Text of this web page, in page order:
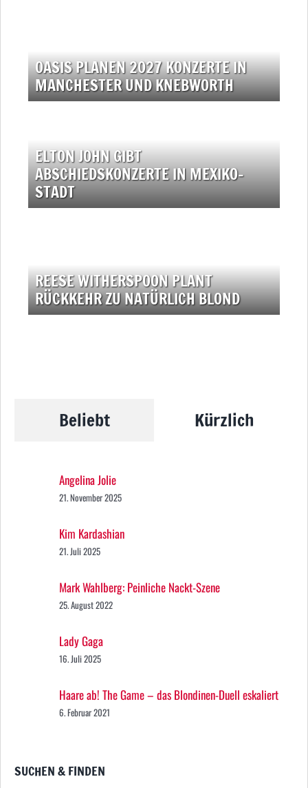
OASIS PLANEN 2027 KONZERTE IN
MANCHESTER UND KNEBWORTH
ELTON JOHN GIBT
ABSCHIEDSKONZERTE IN MEXIKO-
STADT
REESE WITHERSPOON PLANT
RÜCKKEHR ZU NATÜRLICH BLOND
Beliebt Kürzlich
Angelina Jolie
21. November 2025
Kim Kardashian
21. Juli 2025
Mark Wahlberg: Peinliche Nackt-Szene
25. August 2022
Lady Gaga
16. Juli 2025
Haare ab! The Game – das Blondinen-Duell eskaliert
6. Februar 2021
SUCHEN & FINDEN